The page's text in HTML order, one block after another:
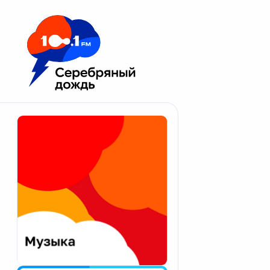
Москва 100.1 FM
Апатиты
Екатеринбург
Калининград
Калуга